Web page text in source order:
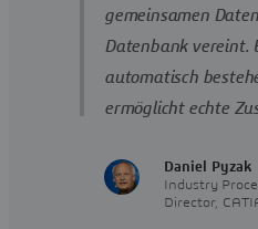
gemeinsamen
Datenbank vereint.
automatisch
ermöglicht echte
Daniel Pyzak
Industry
Director,